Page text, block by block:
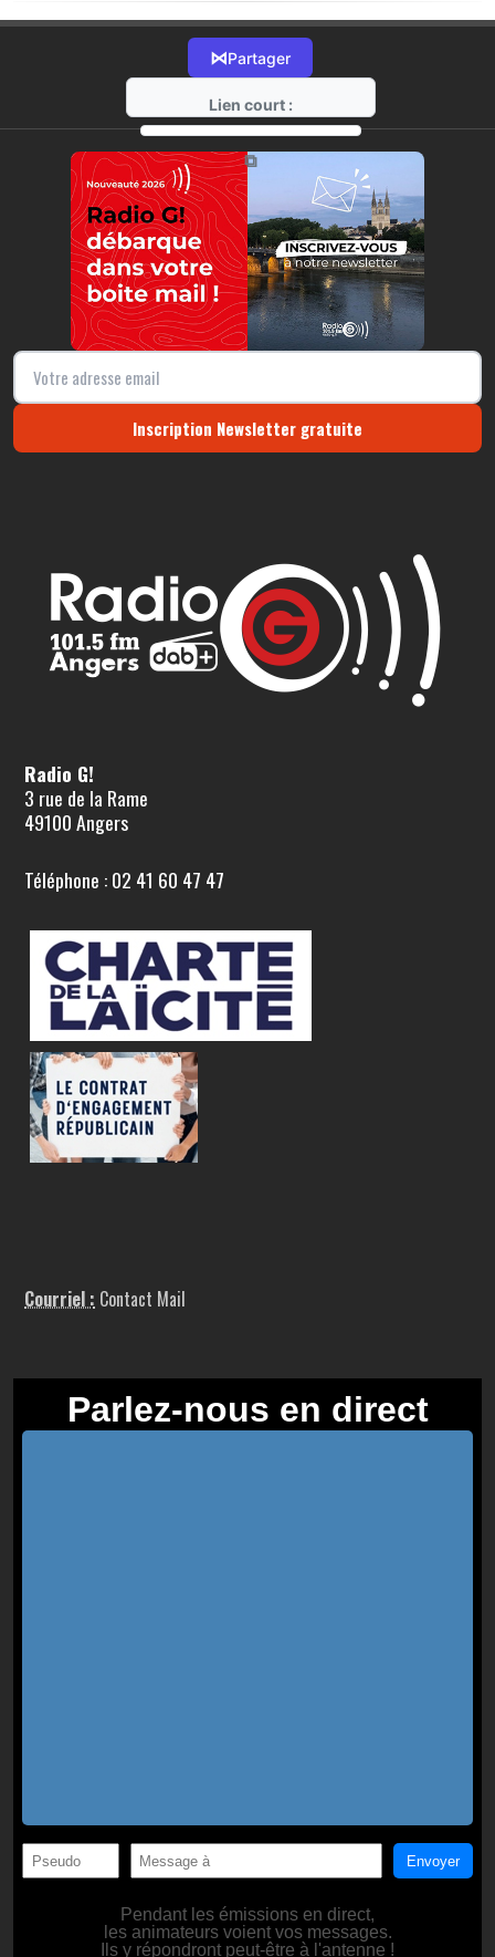
⋈Partager
Lien court :
https://radio-g.fr?14215
⧉
Inscription Newsletter gratuite
Radio G!
3 rue de la Rame
49100 Angers
Téléphone : 02 41 60 47 47
Courriel : Contact Mail